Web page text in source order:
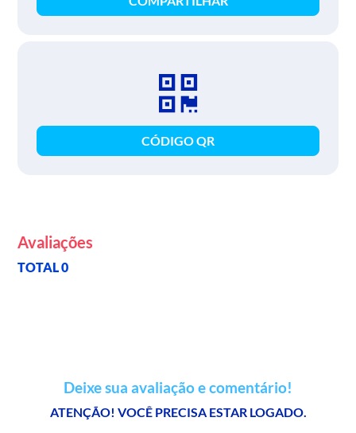
CÓDIGO QR
Avaliações
TOTAL 0
Deixe sua avaliação e comentário!
ATENÇÃO! VOCÊ PRECISA ESTAR LOGADO.